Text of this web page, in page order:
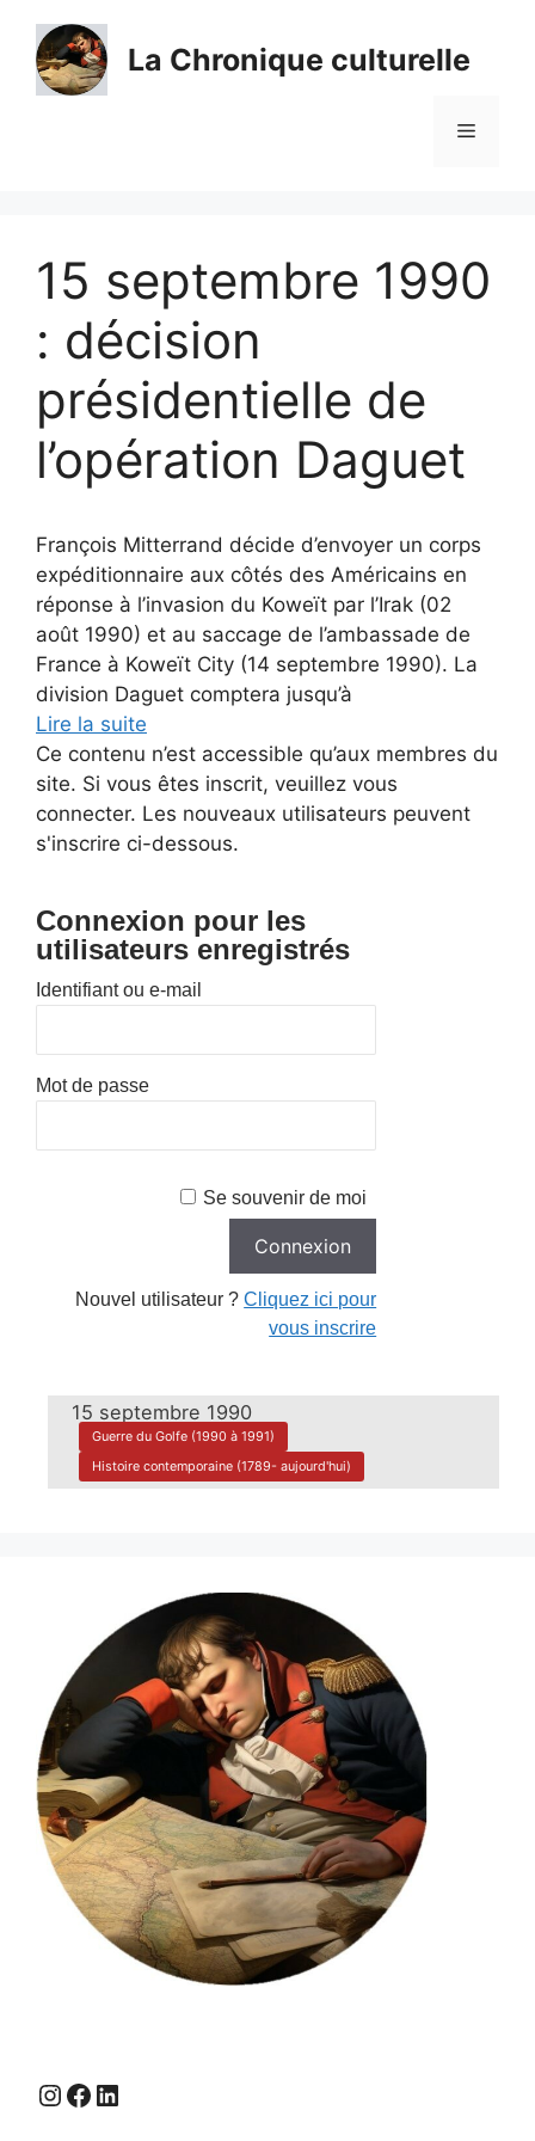
contenu
La Chronique culturelle
Menu
15 septembre 1990
: décision
présidentielle de
l’opération Daguet
François Mitterrand décide d’envoyer un corps
expéditionnaire aux côtés des Américains en
réponse à l’invasion du Koweït par l’Irak (02
août 1990) et au saccage de l’ambassade de
France à Koweït City (14 septembre 1990). La
division Daguet comptera jusqu’à
Lire la suite
Ce contenu n’est accessible qu’aux membres du
site. Si vous êtes inscrit, veuillez vous
connecter. Les nouveaux utilisateurs peuvent
s'inscrire ci-dessous.
Connexion pour les
utilisateurs enregistrés
Identifiant ou e-mail
Mot de passe
Se souvenir de moi
Nouvel utilisateur ?Cliquez ici pour
vous inscrire
15 septembre 1990
Guerre du Golfe (1990 à 1991)
Histoire contemporaine (1789- aujourd'hui)
Instagram
Facebook
LinkedIn